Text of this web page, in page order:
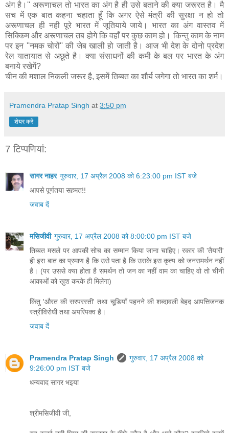
अंग है।'' अरूणाचल तो भारत का अंग है ही उसे बताने की क्‍या जरूरत है। मै
सच में एक बात कहना चहाता हूँ कि अगर ऐसे मंत्री की सुरक्षा न हो तो
अरूणाचल ही नही पूरे भारत में जूतियाये जाये। भारत का अंग वास्‍तव में
सिक्किम और अरूणाचल तब होगे कि वहाँ पर कुछ काम हो। किन्‍तु काम के नाम
पर इन ''नमक चोरों'' की जेब खाली हो जाती है। आज भी देश के दोनो प्रदेश
रेल यातायात से अछूते है। क्‍या संसाधनों की कमी के बल पर भारत के अंग
बनाये रखेगें?
चीन की मशाल न‍िकली जरूर है, इसमें तिब्‍बत का शौर्य जगेगा तो भारत का शर्म।
Pramendra Pratap Singh at 3:50 pm
शेयर करें
7 टिप्‍पणियां:
सागर नाहर गुरुवार, 17 अप्रैल 2008 को 6:23:00 pm IST बजे
आपसे पूर्णतया सहमत!!
जवाब दें
मसिजीवी गुरुवार, 17 अप्रैल 2008 को 8:00:00 pm IST बजे
तिब्‍बत मसले पर आपकी सोच का सम्‍मान किया जाना चाहिए। रकार की 'तैयारी'
ही इस बात का प्रमाण है कि उसे पता है कि उसके इस कृत्‍य को जनसमर्थन नहीं
है। (पर उससे क्‍या होता है समर्थन तो जन का नहीं वाम का चाहिए वो तो चीनी
आकाओं को खुश करके ही मिलेगा)
किंतु 'औरत की सरपरस्‍ती' तथा चूडि़यॉं पहनने की शब्‍दावली बेहद आपत्तिजनक
स्‍त्रीविरोधी तथा अपरिपक्‍व है।
जवाब दें
Pramendra Pratap Singh
गुरुवार, 17 अप्रैल 2008 को
9:26:00 pm IST बजे
धन्‍यवाद सागर भइया
श्रीमसिजीवी जी,